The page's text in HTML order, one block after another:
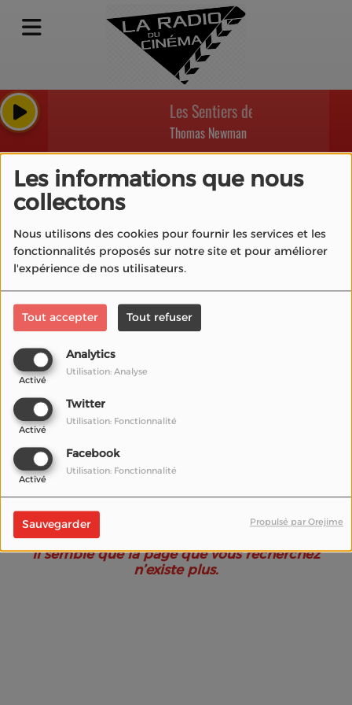
Les informations que nous
collectons
Nous utilisons des cookies pour fournir les services et les
fonctionnalités proposés sur notre site et pour améliorer
l'expérience de nos utilisateurs.
Tout accepter Tout refuser
Analytics
Activé
Utilisation: Analyse
Twitter
Activé
Utilisation: Fonctionnalité
Facebook
Activé
Utilisation: Fonctionnalité
Sauvegarder Propulsé par Orejime
Les Sentiers de la perdition -
Thomas Newman
Oups, vous avez
rencontré une erreur.
Il semble que la page que vous recherchez
n’existe plus.